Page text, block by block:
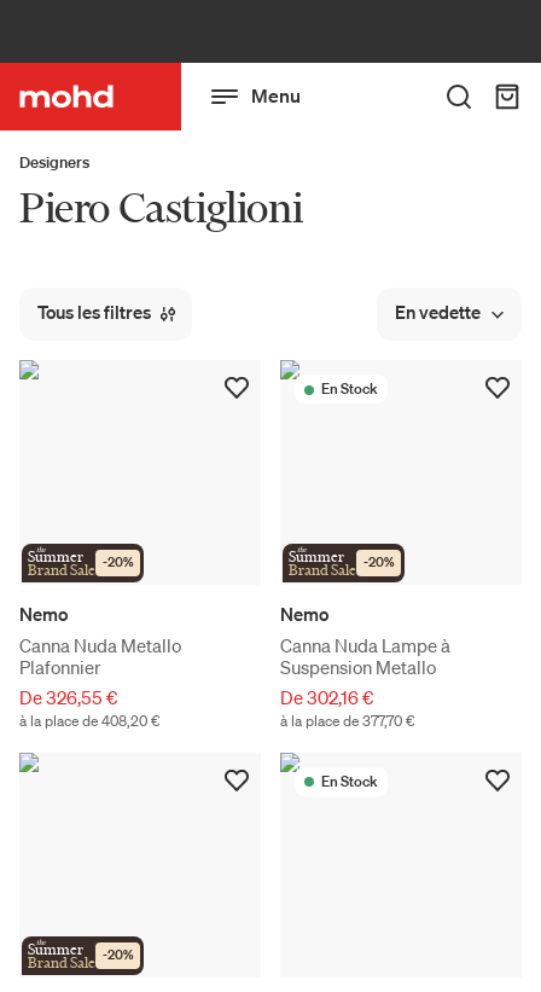
Menu
Designers
Piero Castiglioni
Tous les filtres En vedette
the
Summer
Brand Sale -20%
Nemo
Canna Nuda Metallo
Plafonnier
De 326,55 €
à la place de 408,20 €
En Stock
the
Summer
Brand Sale -20%
Nemo
Canna Nuda Lampe à
Suspension Metallo
De 302,16 €
à la place de 377,70 €
the
Summer
Brand Sale -20%
En Stock